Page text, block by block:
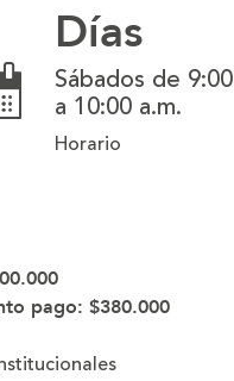
Días
Sábados de 9:00
a 10:00 a.m.
Horario
pago: $380.000